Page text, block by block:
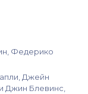
Федерико
Джейн
Джин Блевинс,